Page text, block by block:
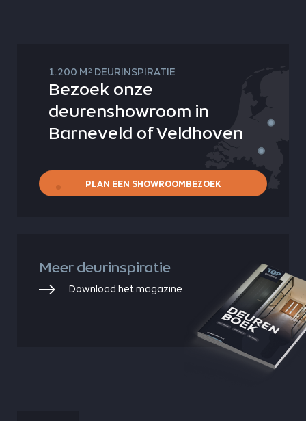
Meer deurinspiratie
Download het magazine
1.200 M2 DEURINSPIRATIE
Bezoek onze
deurenshowroom in
Barneveld of Veldhoven
PLAN EEN SHOWROOMBEZOEK